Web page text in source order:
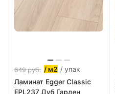
649руб. / м2 / упак
Ламинат Egger Classic
EPL237 Дуб Гарден